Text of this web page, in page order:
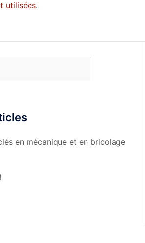
utilisées.
en mécanique et en bricolage